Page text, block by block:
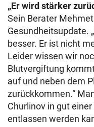
„Er wird stärker
Sein Berater Mehmet
Gesundheitsupdate.
besser. Er ist nicht
Leider wissen wir
Blutvergiftung
auf und neben dem
zurückkommen.“
Churlinov in gut
entlassen werden